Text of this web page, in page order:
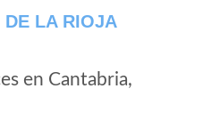
DE LA RIOJA
en Cantabria,